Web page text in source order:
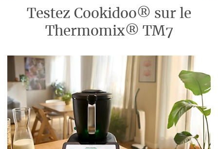
Testez Cookidoo® sur le
Thermomix® TM7